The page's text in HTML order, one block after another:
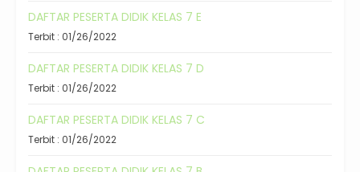
DAFTAR PESERTA DIDIK KELAS 7 E
Terbit : 01/26/2022
DAFTAR PESERTA DIDIK KELAS 7 D
Terbit : 01/26/2022
DAFTAR PESERTA DIDIK KELAS 7 C
Terbit : 01/26/2022